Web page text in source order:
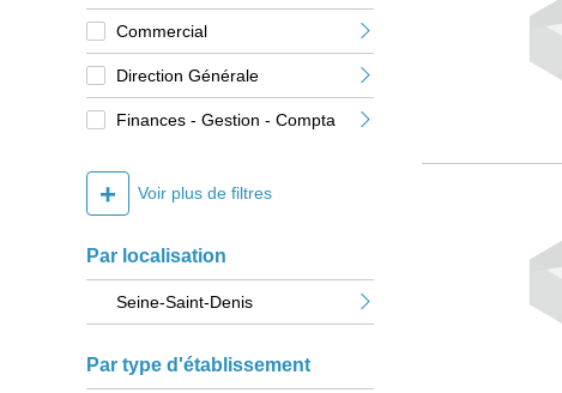
Commercial
Direction Générale
Finances - Gestion - Compta
+ Voir plus de filtres
Par localisation
Seine-Saint-Denis
Par type d'établissement